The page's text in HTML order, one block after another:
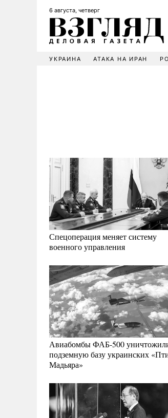
6 августа, четверг
УКРАИНА АТАКА НА ИРАН
Спецоперация меняет систему
военного управления
Авиабомбы ФАБ-500
подземную базу украинских
Мадьяра»